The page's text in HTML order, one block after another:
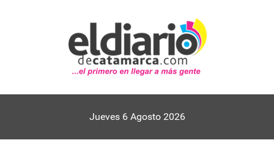
Jueves 6 Agosto 2026